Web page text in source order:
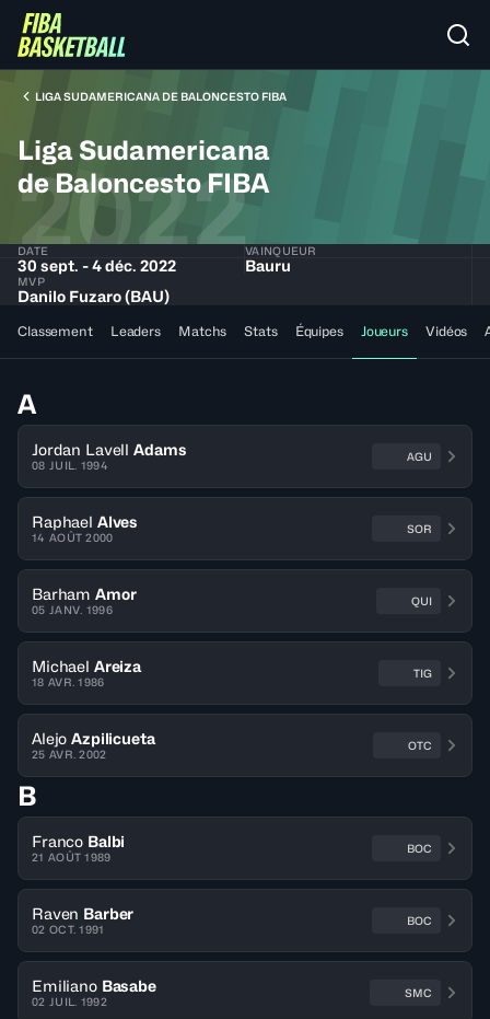
LIGA SUDAMERICANA DE BALONCESTO FIBA
Liga Sudamericana
de Baloncesto FIBA
2022
DATE
30 sept. - 4 déc. 2022
VAINQUEUR
Bauru
MVP
Danilo Fuzaro (BAU)
Classement Leaders Matchs Stats Équipes Joueurs Vidéos
A
Jordan Lavell Adams
08 JUIL. 1994
AGU
Raphael Alves
14 AOÛT 2000
SOR
Barham Amor
05 JANV. 1996
QUI
Michael Areiza
18 AVR. 1986
TIG
Alejo Azpilicueta
25 AVR. 2002
OTC
B
Franco Balbi
21 AOÛT 1989
BOC
Raven Barber
02 OCT. 1991
BOC
Emiliano Basabe
02 JUIL. 1992
SMC